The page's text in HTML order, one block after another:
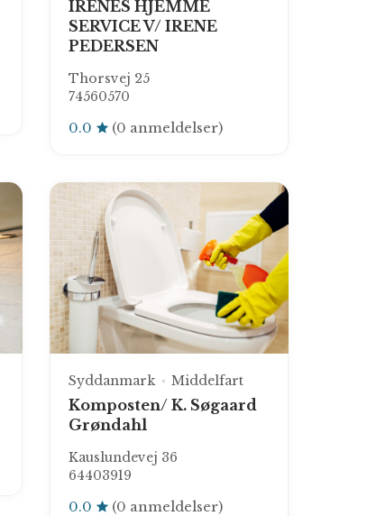
IRENES HJEMME
SERVICE V/ IRENE
PEDERSEN
Thorsvej 25
74560570
0.0 (0 anmeldelser)
Syddanmark Middelfart
Komposten/ K. Søgaard
Grøndahl
Kauslundevej 36
64403919
0.0 (0 anmeldelser)